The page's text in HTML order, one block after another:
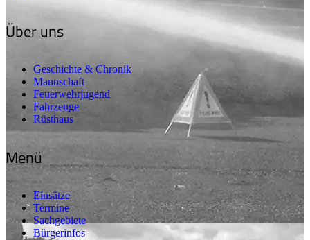
Über uns
Geschichte & Chronik
Mannschaft
Feuerwehrjugend
Fahrzeuge
Rüsthaus
Menü
Einsätze
Termine
Sachgebiete
Bürgerinfos